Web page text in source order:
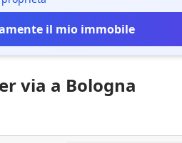
il mio immobile
via a Bologna